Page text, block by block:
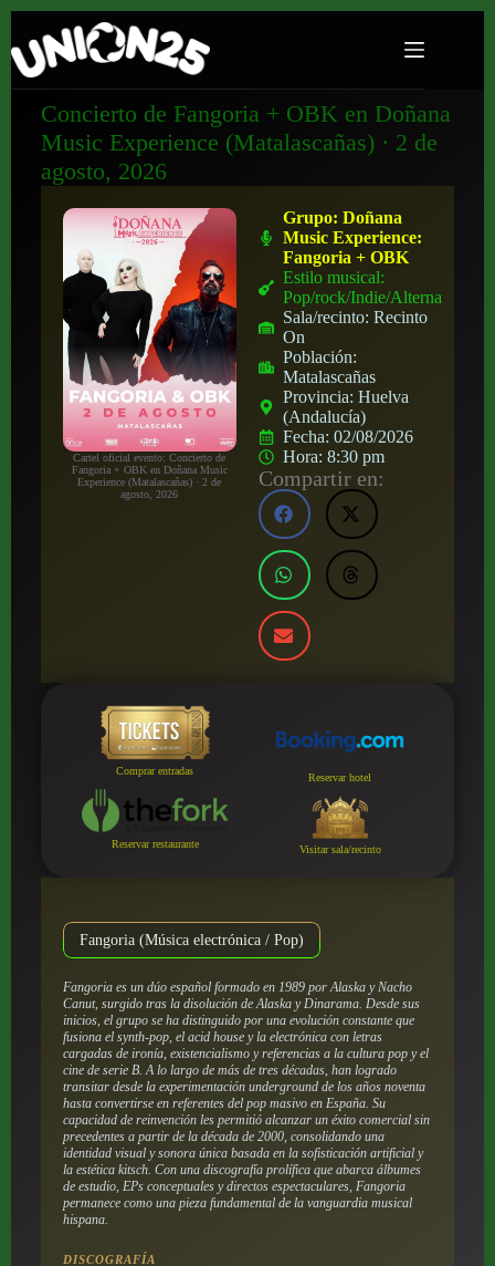
Concierto de Fangoria + OBK en Doñana
Music Experience (Matalascañas) · 2 de
agosto, 2026
Cartel oficial evento: Concierto de
Fangoria + OBK en Doñana Music
Experience (Matalascañas) · 2 de
agosto, 2026
Grupo:Doñana
Music Experience:
Fangoria + OBK
Estilo musical:
Pop/rock/Indie/Alternativo
Sala/recinto:Recinto
On
Población:
Matalascañas
Provincia:Huelva
(Andalucía)
Fecha:02/08/2026
Hora:8:30 pm
Compartir en:
Comprar entradas
Reservar hotel
Reservar restaurante Visitar sala/recinto
Fangoria (Música electrónica / Pop)
Fangoria es un dúo español formado en 1989 por Alaska y Nacho
Canut, surgido tras la disolución de Alaska y Dinarama. Desde sus
inicios, el grupo se ha distinguido por una evolución constante que
fusiona el synth-pop, el acid house y la electrónica con letras
cargadas de ironía, existencialismo y referencias a la cultura pop y el
cine de serie B. A lo largo de más de tres décadas, han logrado
transitar desde la experimentación underground de los años noventa
hasta convertirse en referentes del pop masivo en España. Su
capacidad de reinvención les permitió alcanzar un éxito comercial sin
precedentes a partir de la década de 2000, consolidando una
identidad visual y sonora única basada en la sofisticación artificial y
la estética kitsch. Con una discografía prolífica que abarca álbumes
de estudio, EPs conceptuales y directos espectaculares, Fangoria
permanece como una pieza fundamental de la vanguardia musical
hispana.
DISCOGRAFÍA